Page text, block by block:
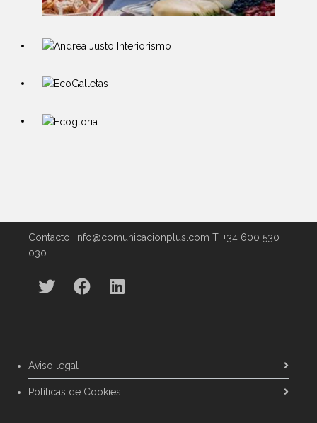
Contacto: info@comunicacionplus.com T. +34 600 530
030
Aviso legal
Políticas de Cookies